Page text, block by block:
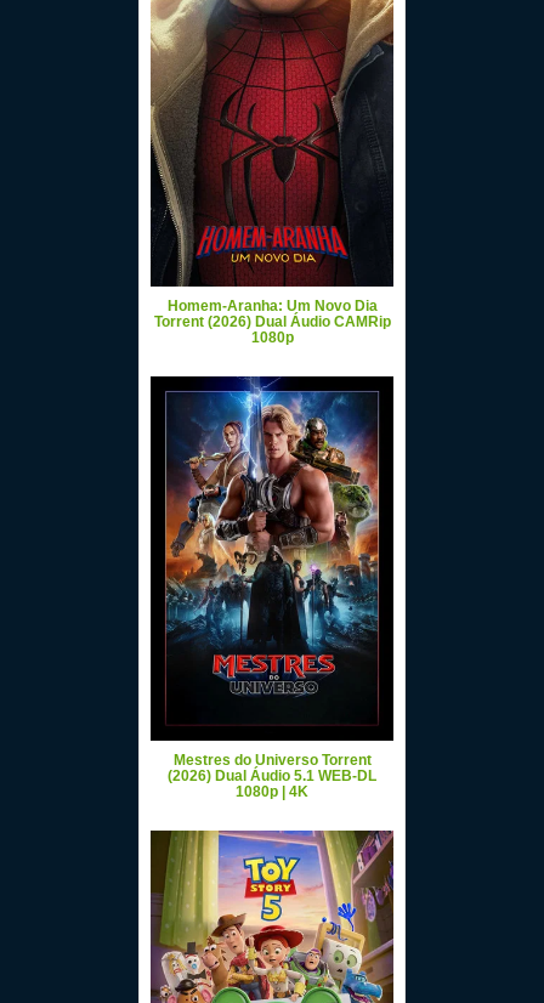
Homem-Aranha: Um Novo Dia
Torrent (2026) Dual Áudio CAMRip
1080p
Mestres do Universo Torrent
(2026) Dual Áudio 5.1 WEB-DL
1080p | 4K